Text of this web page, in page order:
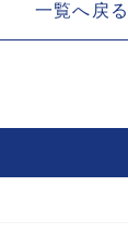
一覧へ戻る